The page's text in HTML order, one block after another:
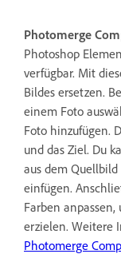
Photomerge
Photoshop
verfügbar. Mit
Bildes ersetzen.
einem Foto
Foto hinzufügen.
und das Ziel. Du
aus dem
einfügen.
Farben
erzielen. Weitere
Photomerge